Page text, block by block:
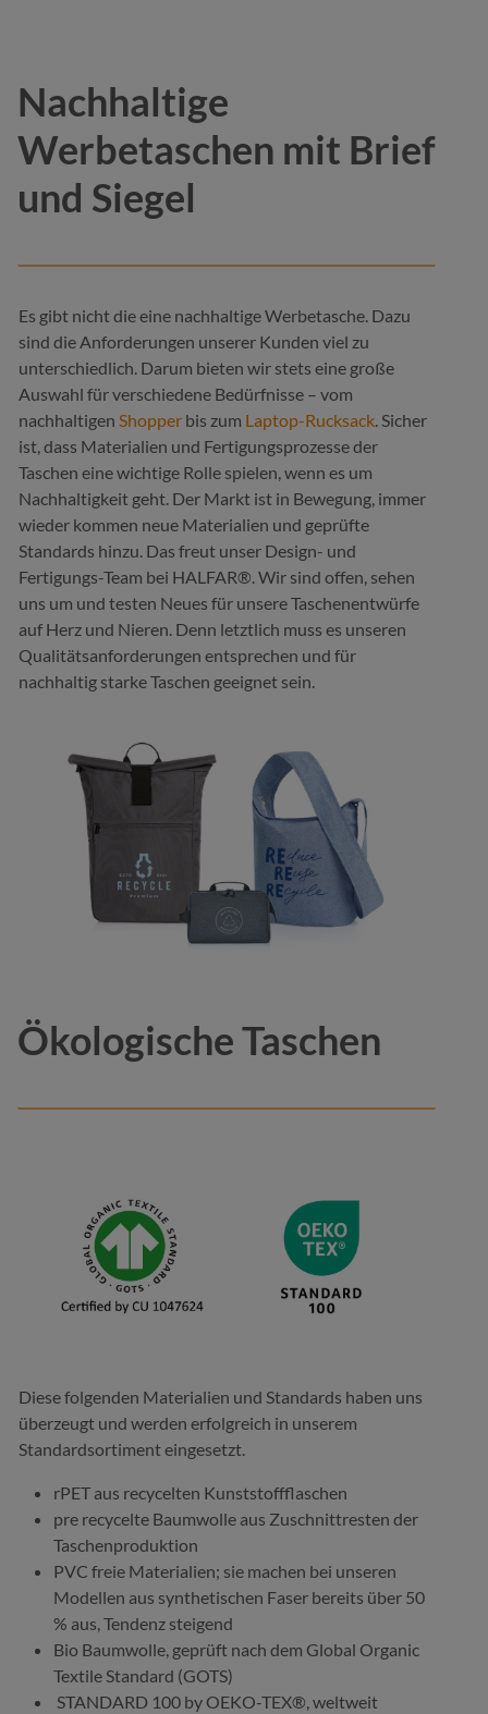
Nachhaltige
Werbetaschen mit Brief
und Siegel
Es gibt nicht die eine nachhaltige Werbetasche. Dazu
sind die Anforderungen unserer Kunden viel zu
unterschiedlich. Darum bieten wir stets eine große
Auswahl für verschiedene Bedürfnisse – vom
nachhaltigen Shopper bis zum Laptop-Rucksack. Sicher
ist, dass Materialien und Fertigungsprozesse der
Taschen eine wichtige Rolle spielen, wenn es um
Nachhaltigkeit geht. Der Markt ist in Bewegung, immer
wieder kommen neue Materialien und geprüfte
Standards hinzu. Das freut unser Design- und
Fertigungs-Team bei HALFAR®. Wir sind offen, sehen
uns um und testen Neues für unsere Taschenentwürfe
auf Herz und Nieren. Denn letztlich muss es unseren
Qualitätsanforderungen entsprechen und für
nachhaltig starke Taschen geeignet sein.
Ökologische Taschen
Diese folgenden Materialien und Standards haben uns
überzeugt und werden erfolgreich in unserem
Standardsortiment eingesetzt.
rPET aus recycelten Kunststoffflaschen
pre recycelte Baumwolle aus Zuschnittresten der
Taschenproduktion
PVC freie Materialien; sie machen bei unseren
Modellen aus synthetischen Faser bereits über 50
% aus, Tendenz steigend
Bio Baumwolle, geprüft nach dem Global Organic
Textile Standard (GOTS)
STANDARD 100 by OEKO-TEX®, weltweit